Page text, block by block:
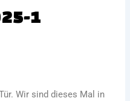
1
Wir sind dieses Mal in